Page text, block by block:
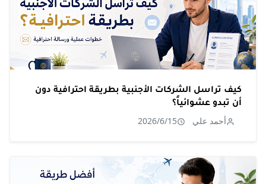
كيف تراسل الشركات الأجنبية بطريقة احترافية دون
أن تبدو عشوائياً؟
أحمد علي 2026/6/15